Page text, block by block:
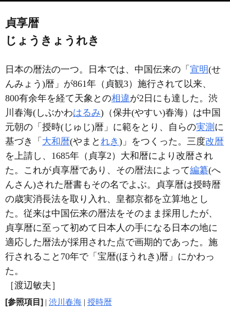
貞享暦
じょうきょうれき
日本の暦法の一つ。日本では、中国伝来の「 宣明(せ
んみょう)暦」が861年（貞観3）施行されて以来、
800有余年を経て天象との相違が2日にも達した。渋
川春海(しぶかわはるみ)（保井(やすい)春海）は中国
元朝の「授時(じゅじ)暦」に範をとり、自らの実測 に
基づき「 大和暦(やまと れき )」をつくった。三度改暦
を上請し、1685年（貞享2）大和暦により改暦され
た。これが貞享暦であり、その暦法によって編纂(へ
んさん)された暦書もその名でよぶ。貞享暦は授時暦
の歳実消長法を取り入れ、皇都京都を立算地とし
た。従来は中国伝来の暦法をそのまま採用したが、
貞享暦に至って初めて日本人の手になる日本の地に
適応した暦法が採用された点で画期的であった。施
行されること70年で「宝暦(ほうれき)暦」にかわっ
た。
［渡辺敏夫］
[参照項目] | 渋川春海 | 授時暦